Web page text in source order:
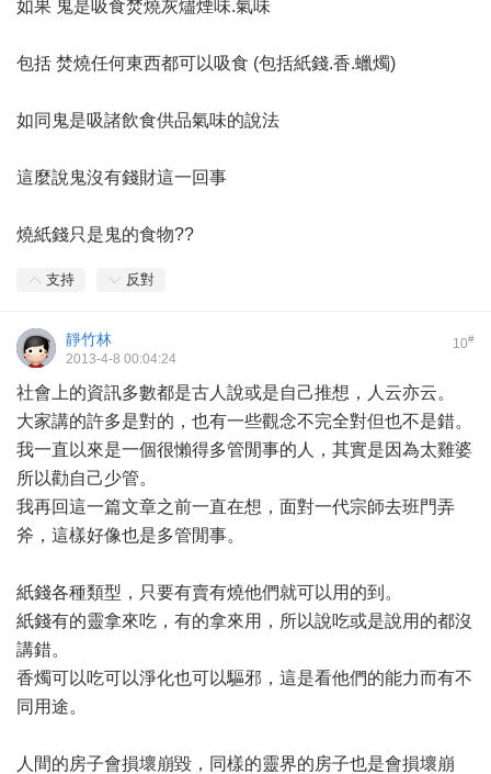
如果 鬼是吸食焚燒灰燼煙味.氣味
包括 焚燒任何東西都可以吸食 (包括紙錢.香.蠟燭)
如同鬼是吸諸飲食供品氣味的說法
這麼說鬼沒有錢財這一回事
燒紙錢只是鬼的食物??
支持 反對
10#
靜竹林
2013-4-8 00:04:24
社會上的資訊多數都是古人說或是自己推想，人云亦云。
大家講的許多是對的，也有一些觀念不完全對但也不是錯。
我一直以來是一個很懶得多管閒事的人，其實是因為太雞婆
所以勸自己少管。
我再回這一篇文章之前一直在想，面對一代宗師去班門弄
斧，這樣好像也是多管閒事。
紙錢各種類型，只要有賣有燒他們就可以用的到。
紙錢有的靈拿來吃，有的拿來用，所以說吃或是說用的都沒
講錯。
香燭可以吃可以淨化也可以驅邪，這是看他們的能力而有不
同用途。
人間的房子會損壞崩毀，同樣的靈界的房子也是會損壞崩